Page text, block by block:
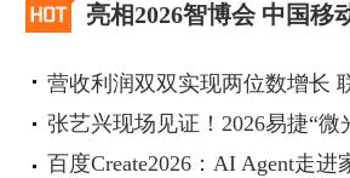
亮相2026智博会 中国移
营收利润双双实现两位数增长
张艺兴现场见证！2026易捷“微
百度Create2026：AI Agent走